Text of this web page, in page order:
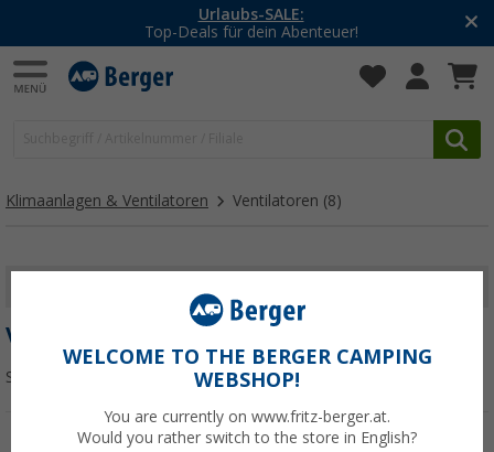
Urlaubs-SALE:
Top-Deals für dein Abenteuer!
Klimaanlagen & Ventilatoren Ventilatoren (8)
VENTILATOREN
Sortieren:
WELCOME TO THE BERGER CAMPING
WEBSHOP!
You are currently on www.fritz-berger.at.
Would you rather switch to the store in English?